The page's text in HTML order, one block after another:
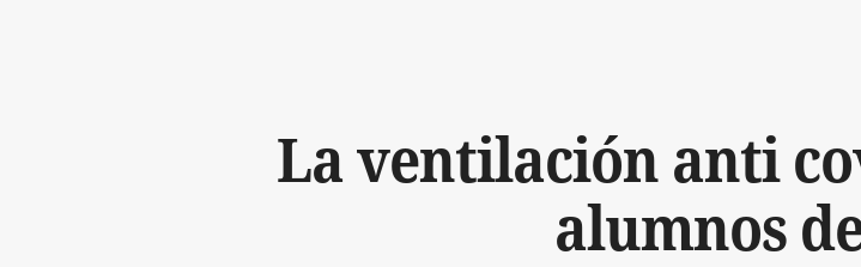
La ventilación anti
alumnos